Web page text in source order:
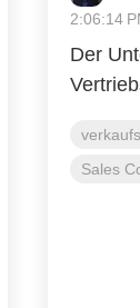
2:06:14
Der
Sales